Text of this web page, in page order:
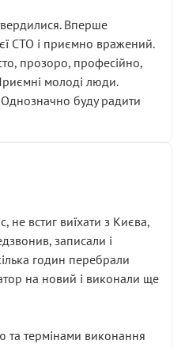
Вперше
СТО і приємно вражений.
прозоро, професійно,
молоді люди.
буду радити
не встиг виїхати з Києва,
записали і
годин перебрали
на новий і виконали ще
та термінами виконання